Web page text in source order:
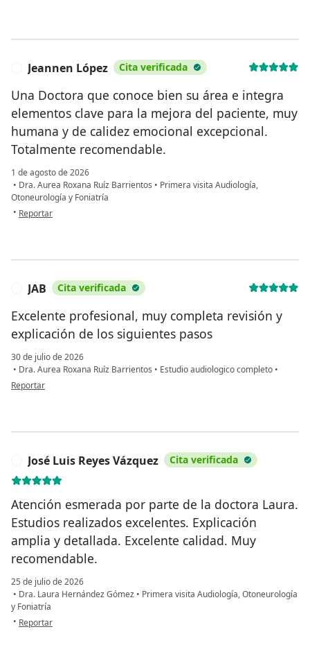
Jeannen López Cita verificada
Una Doctora que conoce bien su área e integra
elementos clave para la mejora del paciente, muy
humana y de calidez emocional excepcional.
Totalmente recomendable.
1 de agosto de 2026
• Dra. Aurea Roxana Ruíz Barrientos • Primera visita Audiología,
Otoneurología y Foniatría
• en opinión del usuario Jeannen López
Reportar
JAB Cita verificada
Excelente profesional, muy completa revisión y
explicación de los siguientes pasos
30 de julio de 2026
• Dra. Aurea Roxana Ruíz Barrientos • Estudio audiologico completo •
en opinión del usuario JAB
Reportar
José Luis Reyes Vázquez Cita verificada
Atención esmerada por parte de la doctora Laura.
Estudios realizados excelentes. Explicación
amplia y detallada. Excelente calidad. Muy
recomendable.
25 de julio de 2026
• Dra. Laura Hernández Gómez • Primera visita Audiología, Otoneurología
y Foniatría
• en opinión del usuario José Luis Reyes Vázquez
Reportar